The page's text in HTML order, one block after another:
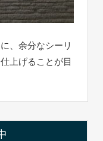
、余分なシーリ
上げることが目